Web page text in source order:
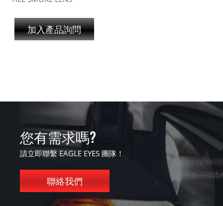
加入產品詢問
您有需求嗎?
請立即聯繫 EAGLE EYES 團隊！
聯絡我們